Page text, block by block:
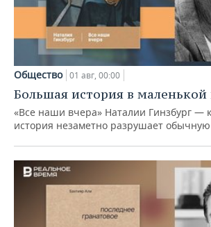
Общество 01 авг, 00:00
Большая история в маленькой
«Все наши вчера» Наталии Гинзбург —
история незаметно разрушает